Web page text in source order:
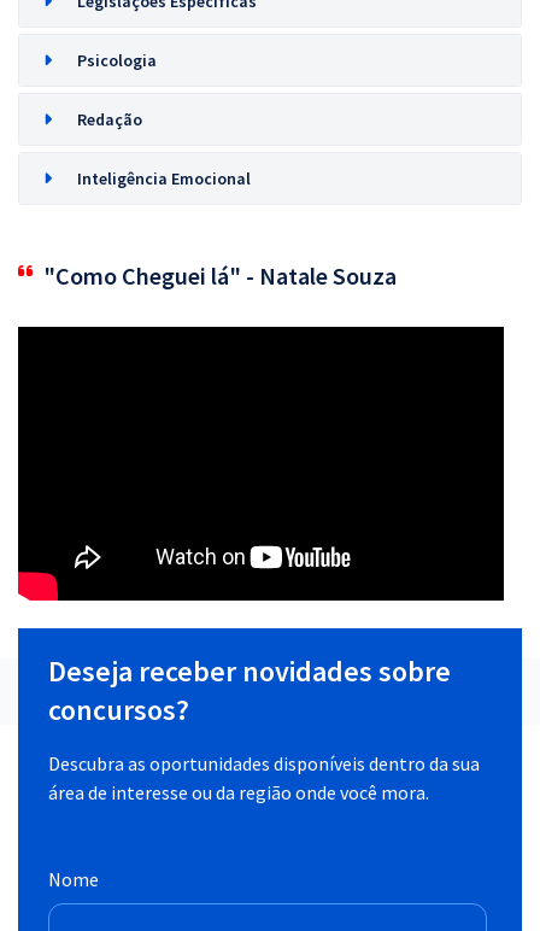
Psicologia
Redação
Inteligência Emocional
"Como Cheguei lá" - Natale Souza
Deseja receber novidades sobre
concursos?
Descubra as oportunidades disponíveis dentro da sua
área de interesse ou da região onde você mora.
Nome